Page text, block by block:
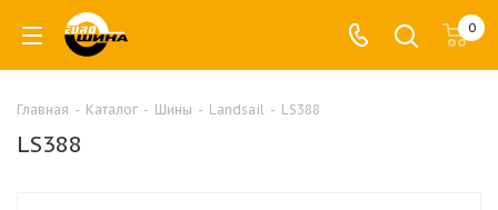
0
Главная - Каталог - Шины - Landsail - LS388
LS388